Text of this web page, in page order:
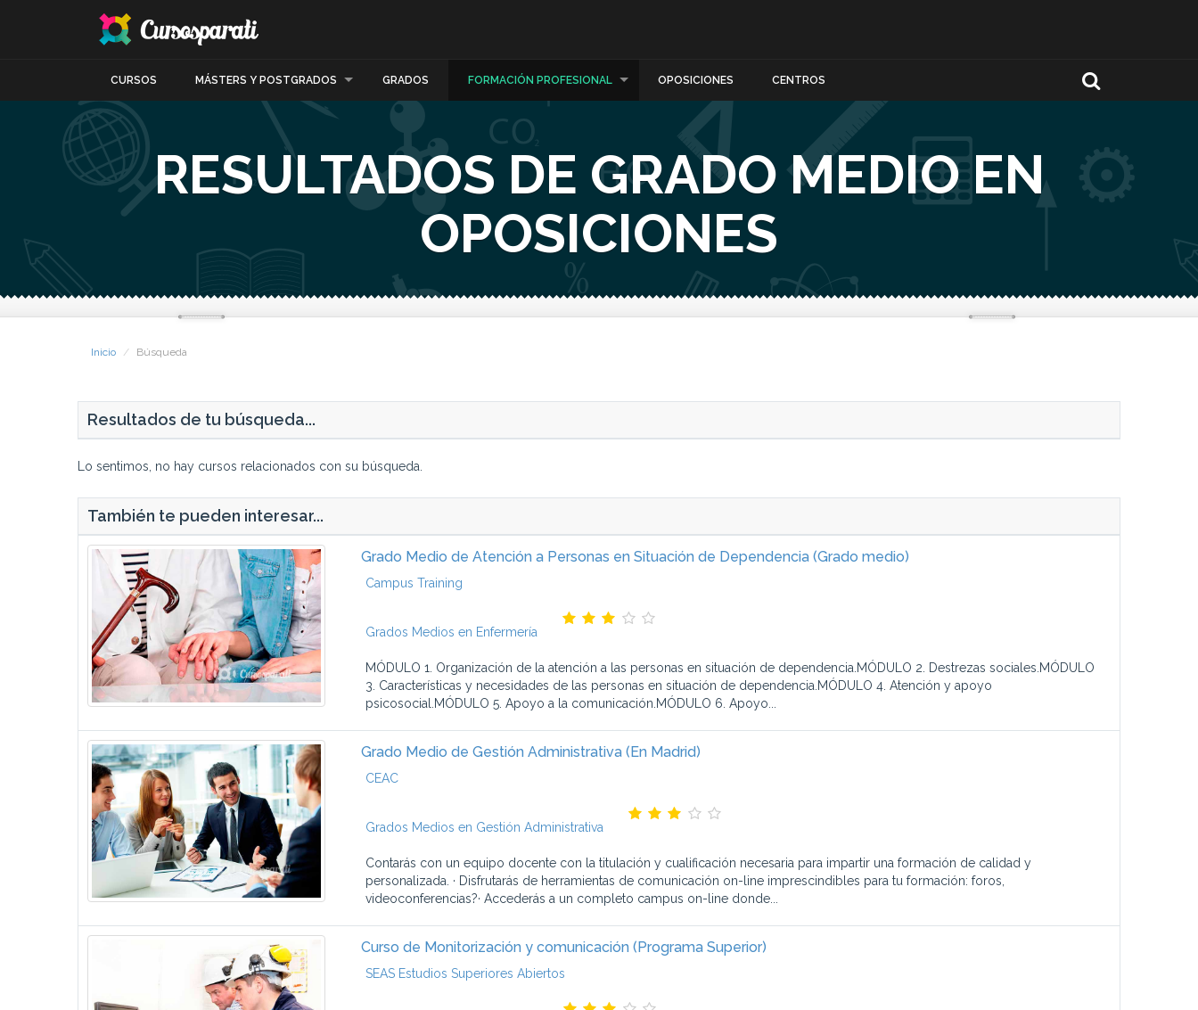
CURSOS MÁSTERS Y POSTGRADOS GRADOS FORMACIÓN PROFESIONAL OPOSICIONES CENTROS
RESULTADOS DE GRADO MEDIO EN
OPOSICIONES
Inicio Búsqueda
Resultados de tu búsqueda...
Lo sentimos, no hay cursos relacionados con su búsqueda.
También te pueden interesar...
Grado Medio de Atención a Personas en Situación de Dependencia (Grado medio)
Campus Training
Grados Medios en Enfermería
MÓDULO 1. Organización de la atención a las personas en situación de dependencia.MÓDULO 2. Destrezas sociales.MÓDULO
3. Características y necesidades de las personas en situación de dependencia.MÓDULO 4. Atención y apoyo
psicosocial.MÓDULO 5. Apoyo a la comunicación.MÓDULO 6. Apoyo...
Grado Medio de Gestión Administrativa (En Madrid)
CEAC
Grados Medios en Gestión Administrativa
Contarás con un equipo docente con la titulación y cualificación necesaria para impartir una formación de calidad y
personalizada. · Disfrutarás de herramientas de comunicación on-line imprescindibles para tu formación: foros,
videoconferencias?· Accederás a un completo campus on-line donde...
Curso de Monitorización y comunicación (Programa Superior)
SEAS Estudios Superiores Abiertos